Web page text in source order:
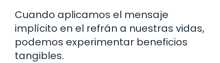
Cuando aplicamos el mensaje
implícito en el refrán a nuestras vidas,
podemos experimentar beneficios
tangibles.